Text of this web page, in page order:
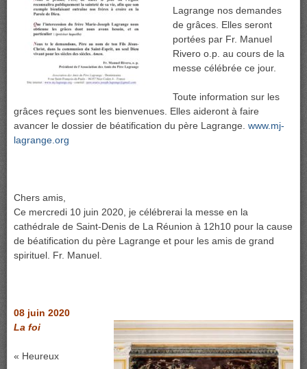
Lagrange nos demandes
de grâces. Elles seront
portées par Fr. Manuel
Rivero o.p. au cours de la
messe célébrée ce jour.
Toute information sur les
grâces reçues sont les bienvenues. Elles aideront à faire
avancer le dossier de béatification du père Lagrange. www.mj-
lagrange.org
Chers amis,
Ce mercredi 10 juin 2020, je célébrerai la messe en la
cathédrale de Saint-Denis de La Réunion à 12h10 pour la cause
de béatification du père Lagrange et pour les amis de grand
spirituel. Fr. Manuel.
08 juin 2020
La foi
« Heureux